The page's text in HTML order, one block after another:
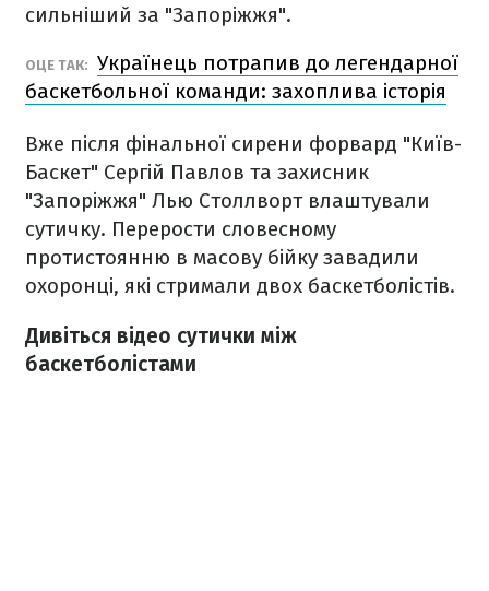
сильніший за "Запоріжжя".
ОЦЕ ТАК: Українець потрапив до легендарної
баскетбольної команди: захоплива історія
Вже після фінальної сирени форвард "Київ-
Баскет" Сергій Павлов та захисник
"Запоріжжя" Лью Столлворт влаштували
сутичку. Перерости словесному
протистоянню в масову бійку завадили
охоронці, які стримали двох баскетболістів.
Дивіться відео сутички між
баскетболістами